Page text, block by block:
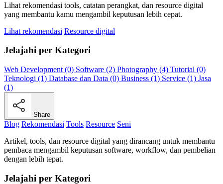
Lihat rekomendasi tools, catatan perangkat, dan resource digital
yang membantu kamu mengambil keputusan lebih cepat.
Lihat rekomendasi Resource digital
Jelajahi per Kategori
Web Development (0) Software (2) Photography (4) Tutorial (0)
Teknologi (1) Database dan Data (0) Business (1) Service (1) Jasa
(1)
Share
Blog Rekomendasi Tools Resource Seni
Artikel, tools, dan resource digital yang dirancang untuk membantu
pembaca mengambil keputusan software, workflow, dan pembelian
dengan lebih tepat.
Jelajahi per Kategori